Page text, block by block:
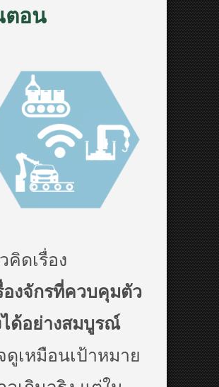
อน
คิดเรื่อง
องจักรที่ควบคุมตัว
ได้อย่างสมบูรณ์
ดูเหมือนเป้าหมาย